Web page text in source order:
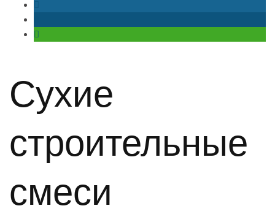
Сухие
строительные
смеси